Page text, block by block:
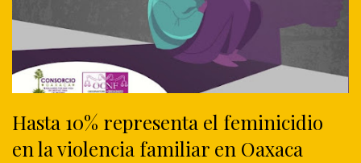
Hasta 10% representa el feminicidio
en la violencia familiar en Oaxaca